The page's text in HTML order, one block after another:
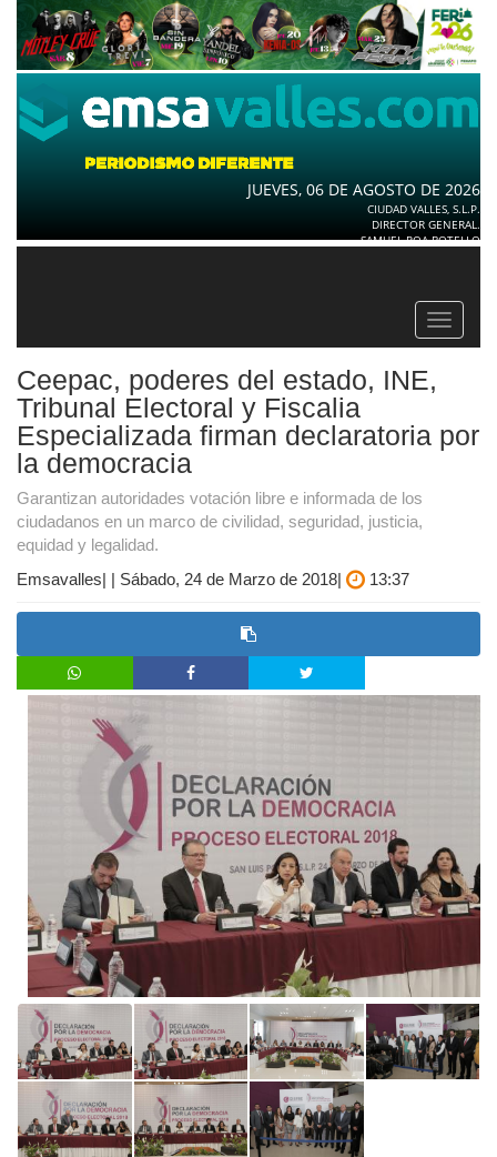
JUEVES, 06 DE AGOSTO DE 2026
CIUDAD VALLES, S.L.P.
DIRECTOR GENERAL.
SAMUEL ROA BOTELLO
Toggle
Ceepac, poderes del estado, INE,
Tribunal Electoral y Fiscalia
Especializada firman declaratoria por
la democracia
Garantizan autoridades votación libre e informada de los
ciudadanos en un marco de civilidad, seguridad, justicia,
equidad y legalidad.
Emsavalles| | Sábado, 24 de Marzo de 2018|
13:37